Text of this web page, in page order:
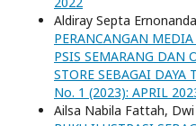
Aldiray Septa
PERANCANGAN
PSIS SEMARANG DAN
STORE SEBAGAI DAYA
No. 1 (2023): APRIL
Ailsa Nabila Fattah,